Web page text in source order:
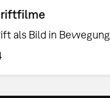
als Bild in Bewegung